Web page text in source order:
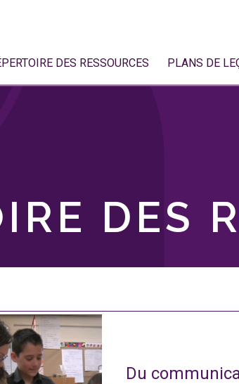
DES RESSOURCES PLANS DE
DES
Du